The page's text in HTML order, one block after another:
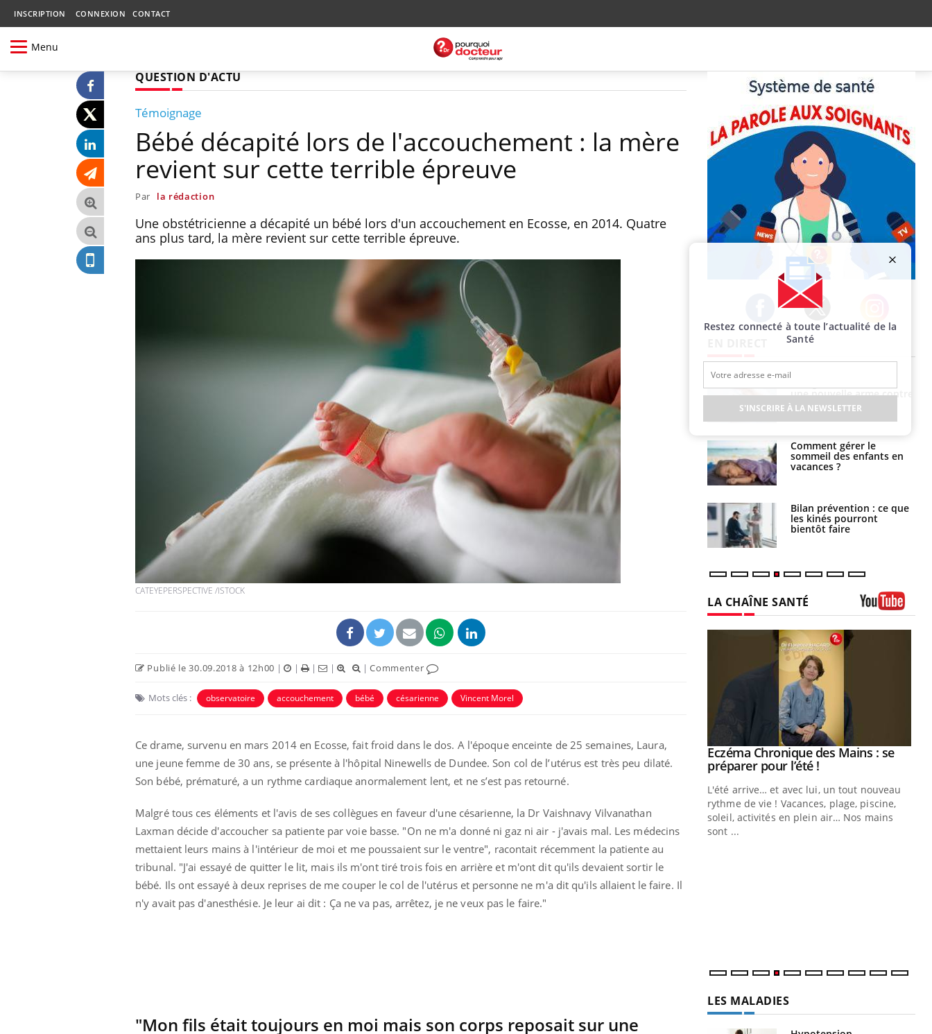
INSCRIPTION CONNEXION CONTACT
Menu
QUESTION D'ACTU
Témoignage
Bébé décapité lors de l'accouchement : la mère
revient sur cette terrible épreuve
Par la rédaction
Une obstétricienne a décapité un bébé lors d'un accouchement en Ecosse, en 2014. Quatre
ans plus tard, la mère revient sur cette terrible épreuve.
CATEYEPERSPECTIVE /ISTOCK
Publié le 30.09.2018 à 12h00 | | | | |Commenter
Mots clés : observatoire accouchement bébé césarienne Vincent Morel
Ce drame, survenu en mars 2014 en Ecosse, fait froid dans le dos. A l'époque enceinte de 25 semaines, Laura,
une jeune femme de 30 ans, se présente à l'hôpital Ninewells de Dundee.Son col de l’utérus est très peu dilaté.
Son bébé, prématuré, a un rythme cardiaque anormalement lent, et ne s’est pas retourné.
Malgré tous ces éléments et l'avis de ses collègues en faveur d'une césarienne, la Dr Vaishnavy Vilvanathan
Laxman décide d'accoucher sa patiente par voie basse. "On ne m'a donné ni gaz ni air - j'avais mal. Les médecins
mettaient leurs mains à l'intérieur de moi et me poussaient sur le ventre", racontait récemment la patiente au
tribunal. "J'ai essayé de quitter le lit, mais ils m'ont tiré trois fois en arrière et m'ont dit qu'ils devaient sortir le
bébé. Ils ont essayé à deux reprises de me couper le col de l'utérus et personne ne m'a dit qu'ils allaient le faire. Il
n'y avait pas d'anesthésie. Je leur ai dit : Ça ne va pas, arrêtez, je ne veux pas le faire."
"Mon fils était toujours en moi mais son corps reposait sur une
Facebook Twitter Instagram
noyade grimpe-t-il ?
Le Viagra pourrait-il
freiner la propagation du
cancer ?
Pourquoi manger moins
finalement être bénéfique
Grossesse et chaleur : ce
que dit la science
Le smartphone nuit-il à
l'apprentissage de la
lecture ?
Mordue par une tique en
vacances, elle reste dans
le coma pendant 42 jours
Mordue par un
barracuda, une petite fille
secourue grâce à un
réflexe essentiel
Légionellose en Suisse :
quelle est l’origine de la
une nouvelle arme contre
les réactions sévères
Comment gérer le
sommeil des enfants en
vacances ?
Bilan prévention : ce que
les kinés pourront
bientôt faire
LA CHAÎNE SANTÉ
Eczéma Chronique des Mains :
expliquer ma maladieYoutube
Il y a des sujets qui sont faciles à aborder...
questions sur la maladie d'un proche c'est
Youtube
Carence en fer : comprendre pour
prévenirYoutube
Fatigue, irritabilité, brouillard mental ou
carence en fer sont multiples ce qui la rend
...
Youtube
Insuline & Charge mentale : et si on
osait en parler??Youtube
En 2026, l'insuline dans le diabète de type 2
patients comme parfois chez les soignants.
Youtube
Eczéma Chronique des Mains : se
préparer pour l’été !Youtube
L'été arrive… et avec lui, un tout nouveau
rythme de vie ! Vacances, plage, piscine,
soleil, activités en plein air… Nos mains
sont ...
LES MALADIES
Restez connecté à toute l’actualité de la
Santé
S'INSCRIRE À LA NEWSLETTER